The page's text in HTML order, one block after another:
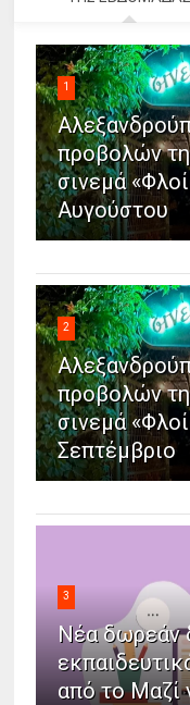
1
προβολών
σινεμά
Αυγούστου
2
προβολών
σινεμά
Σεπτέμβριο
3
Νέα δωρεάν
από το Μαζί